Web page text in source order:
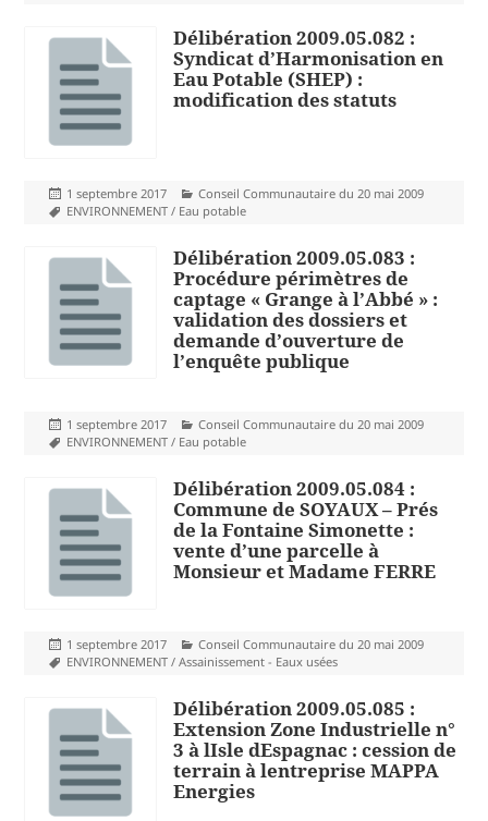
Délibération 2009.05.082 :
Syndicat d’Harmonisation en
Eau Potable (SHEP) :
modification des statuts
Publié
le
1 septembre 2017 Catégories
Conseil Communautaire du 20 mai 2009
Mots-
ENVIRONNEMENT / Eau potable
Délibération 2009.05.083 :
Procédure périmètres de
captage « Grange à l’Abbé » :
validation des dossiers et
demande d’ouverture de
l’enquête publique
Publié
le
1 septembre 2017 Catégories
Conseil Communautaire du 20 mai 2009
Mots-
ENVIRONNEMENT / Eau potable
Délibération 2009.05.084 :
Commune de SOYAUX – Prés
de la Fontaine Simonette :
vente d’une parcelle à
Monsieur et Madame FERRE
Publié
le
1 septembre 2017 Catégories
Conseil Communautaire du 20 mai 2009
Mots-
ENVIRONNEMENT / Assainissement - Eaux usées
Délibération 2009.05.085 :
Extension Zone Industrielle n°
3 à lIsle dEspagnac : cession de
terrain à lentreprise MAPPA
Energies